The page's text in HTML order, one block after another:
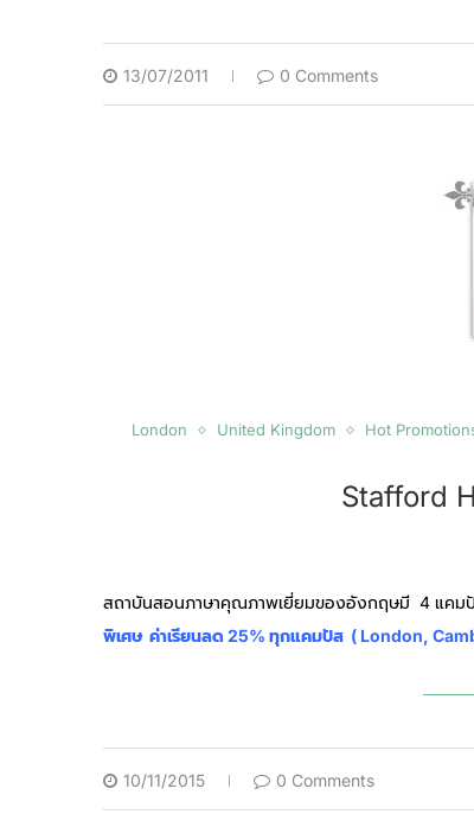
13/07/2011 0 Comments
London United Kingdom Hot
Stafford
สถาบันสอนภาษาคุณภาพเยี่ยมของอังกฤษมี 4 แคม
พิเศษ ค่าเรียนลด 25% ทุกแคมปัส ( London,
10/11/2015 0 Comments